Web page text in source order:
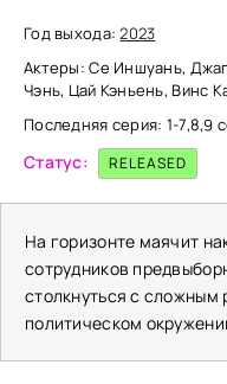
Год выхода:2023
Актеры: Се Иншуань,
Чэнь, Цай Кэньень, Винс
Последняя серия: 1-7,8,9
Статус: RELEASED
На горизонте маячит
сотрудников
столкнуться с
политическом